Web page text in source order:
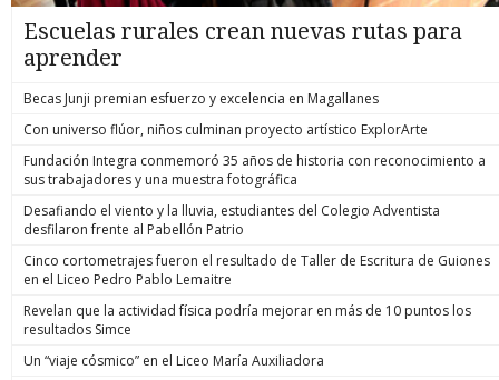
Escuelas rurales crean nuevas rutas para
aprender
Becas Junji premian esfuerzo y excelencia en Magallanes
Con universo flúor, niños culminan proyecto artístico ExplorArte
Fundación Integra conmemoró 35 años de historia con reconocimiento a
sus trabajadores y una muestra fotográfica
Desafiando el viento y la lluvia, estudiantes del Colegio Adventista
desfilaron frente al Pabellón Patrio
Cinco cortometrajes fueron el resultado de Taller de Escritura de Guiones
en el Liceo Pedro Pablo Lemaitre
Revelan que la actividad física podría mejorar en más de 10 puntos los
resultados Simce
Un “viaje cósmico” en el Liceo María Auxiliadora